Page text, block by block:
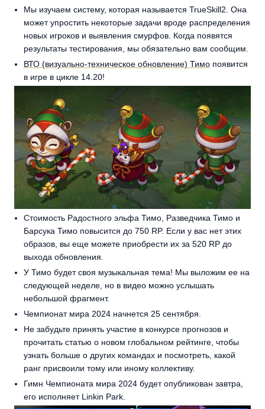
Мы изучаем систему, которая называется TrueSkill2. Она
может упростить некоторые задачи вроде распределения
новых игроков и выявления смурфов. Когда появятся
результаты тестирования, мы обязательно вам сообщим.
ВТО (визуально-техническое обновление) Тимо появится
в игре в цикле 14.20!
Стоимость Радостного эльфа Тимо, Разведчика Тимо и
Барсука Тимо повысится до 750 RP. Если у вас нет этих
образов, вы еще можете приобрести их за 520 RP до
выхода обновления.
У Тимо будет своя музыкальная тема! Мы выложим ее на
следующей неделе, но в видео можно услышать
небольшой фрагмент.
Чемпионат мира 2024 начнется 25 сентября.
Не забудьте принять участие в конкурсе прогнозов и
прочитать статью о новом глобальном рейтинге, чтобы
узнать больше о других командах и посмотреть, какой
ранг присвоили тому или иному коллективу.
Гимн Чемпионата мира 2024 будет опубликован завтра,
его исполняет Linkin Park.